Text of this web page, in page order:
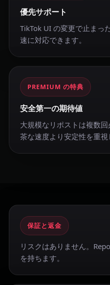
優先サポート
TikTok UI の変更で止まっ
速に対応できます。
PREMIUM の特典
安全第一の期待値
大規模なリポストは複数
茶な速度より安定性を重視
保証と返金
リスクはありません。
を持ちます。